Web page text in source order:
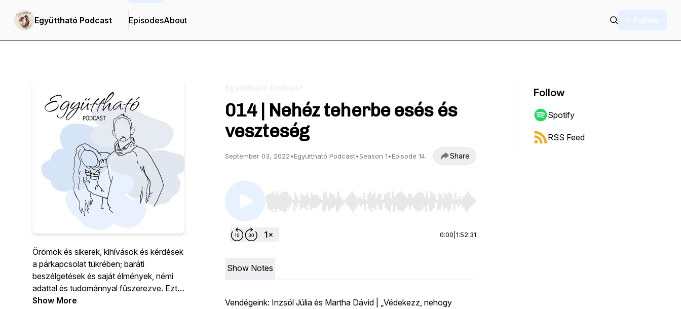
Együttható Podcast EpisodesAbout + Follow
Örömök és sikerek, kihívások és kérdések
a párkapcsolat tükrében; baráti
beszélgetések és saját élmények, némi
adattal és tudománnyal fűszerezve. Ezt a
csatornát azért indítottuk, hogy közösen
Show More
Együttható Podcast
014 | Nehéz teherbe esés és
veszteség
September 03, 2022•Együttható Podcast•Season 1•Episode 14 Share
Use Left/Right to seek, Home/End to jump to start or end. Hold shift to jump forward or backward.
0:00 1:52:31
Show Notes
Vendégeink: Inzsöl Júlia és Martha Dávid | „Védekezz, nehogy
Follow
Spotify
RSS Feed